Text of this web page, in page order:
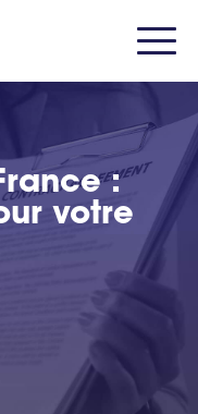
:
votre